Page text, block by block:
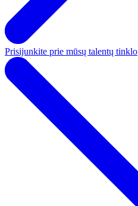
Prisijunkite prie mūsų talentų tinklo